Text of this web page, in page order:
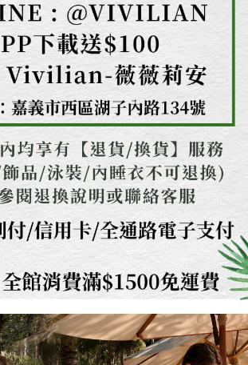
帳號或使用他人資訊註冊。若發現惡意使用之情形，
將有權停止該用戶之使用額度並採取法律行動。